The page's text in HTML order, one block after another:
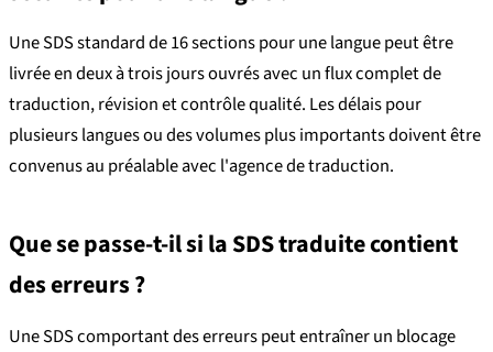
Une SDS standard de 16 sections pour une langue peut être
livrée en deux à trois jours ouvrés avec un flux complet de
traduction, révision et contrôle qualité. Les délais pour
plusieurs langues ou des volumes plus importants doivent être
convenus au préalable avec l'agence de traduction.
Que se passe-t-il si la SDS traduite contient
des erreurs ?
Une SDS comportant des erreurs peut entraîner un blocage